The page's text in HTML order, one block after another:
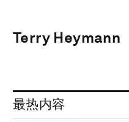
Terry Heymann
最热内容